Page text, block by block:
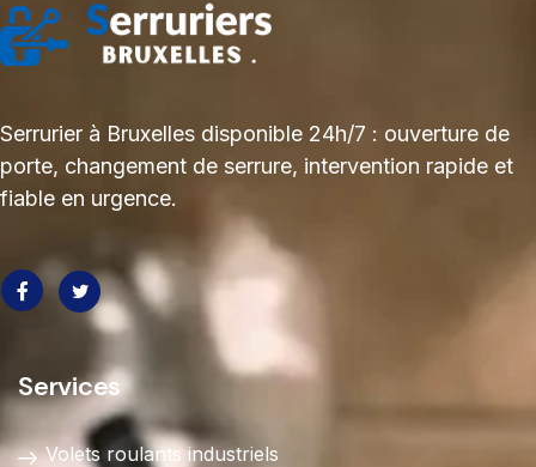
Serrurier à Bruxelles disponible 24h/7 : ouverture de
porte, changement de serrure, intervention rapide et
fiable en urgence.
Services
Volets roulants industriels